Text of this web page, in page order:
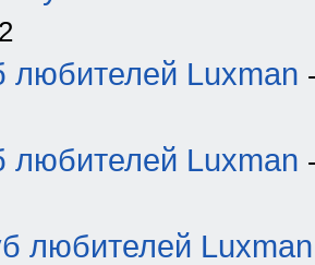
любителей Luxman
любителей Luxman
любителей Luxman